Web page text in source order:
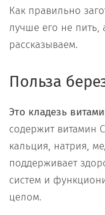
Как правильно
лучше его не пить,
рассказываем.
Польза
Это кладезь
содержит витамин
кальция, натрия,
поддерживает
систем и
целом.